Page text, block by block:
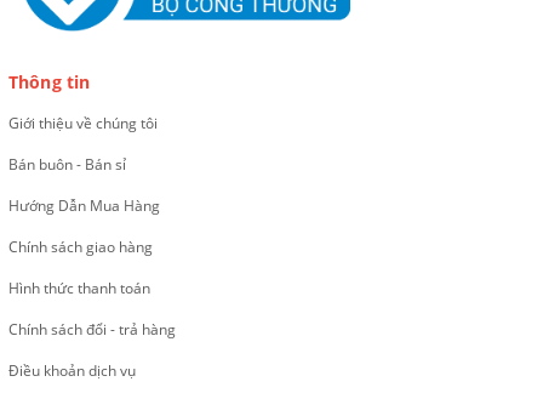
Thông tin
Giới thiệu về chúng tôi
Bán buôn - Bán sỉ
Hướng Dẫn Mua Hàng
Chính sách giao hàng
Hình thức thanh toán
Chính sách đổi - trả hàng
Điều khoản dịch vụ